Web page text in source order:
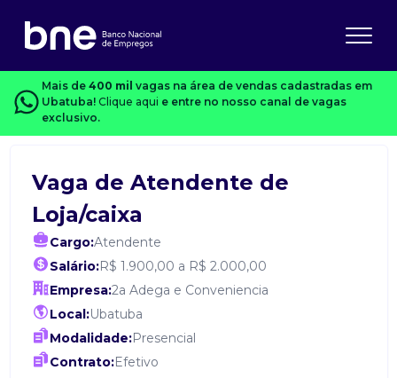
Mais de 400 mil vagas na área de vendas cadastradas em
Ubatuba! Clique aqui e entre no nosso canal de vagas
exclusivo.
Vaga de Atendente de
Loja/caixa
Cargo:Atendente
Salário:R$ 1.900,00 a R$ 2.000,00
Empresa:2a Adega e Conveniencia
Local:Ubatuba
Modalidade:Presencial
Contrato:Efetivo